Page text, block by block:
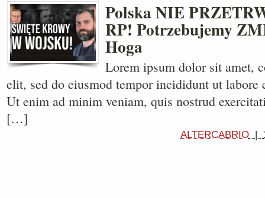
Polska NIE
RP! Potrzebujemy
Hoga
Lorem ipsum dolor sit amet,
elit, sed do eiusmod tempor incididunt ut labore
Ut enim ad minim veniam, quis nostrud
[…]
ALTERCABRIO |